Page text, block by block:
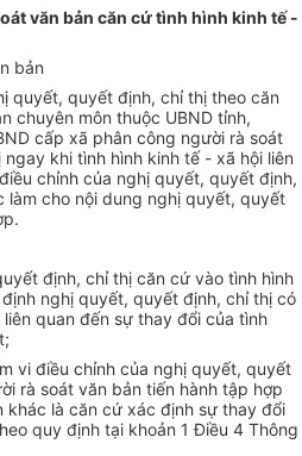
văn bản căn cứ tình hình kinh tế -
bản
quyết, quyết định, chỉ thị theo căn
chuyên môn thuộc UBND tỉnh,
cấp xã phân công người rà soát
khi tình hình kinh tế - xã hội liên
chỉnh của nghị quyết, quyết định,
làm cho nội dung nghị quyết, quyết
định, chỉ thị căn cứ vào tình hình
nghị quyết, quyết định, chỉ thị có
quan đến sự thay đổi của tình
vi điều chỉnh của nghị quyết, quyết
rà soát văn bản tiến hành tập hợp
khác là căn cứ xác định sự thay đổi
quy định tại khoản 1 Điều 4 Thông